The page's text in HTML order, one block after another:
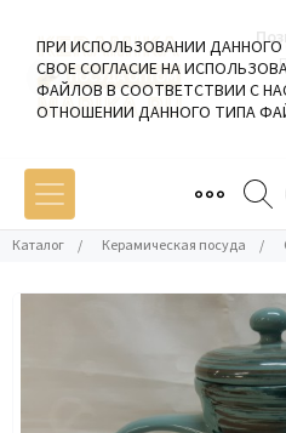
Каталог / Керамическая посуда /
ПРИ ИСПОЛЬЗОВАНИИ
СВОЕ СОГЛАСИЕ НА
ФАЙЛОВ В СООТВЕТСТВИИ С
ОТНОШЕНИИ ДАННОГО ТИПА